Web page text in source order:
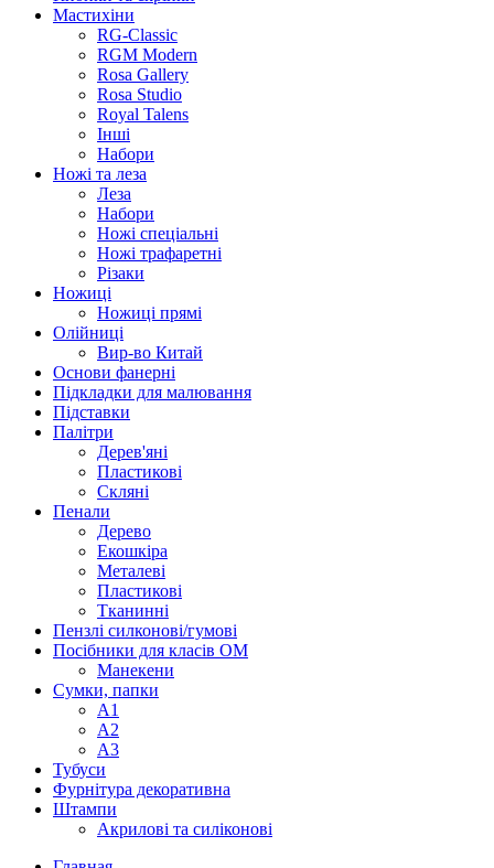
Мастихіни
RG-Classic
RGM Modern
Rosa Gallery
Rosa Studio
Royal Talens
Інші
Набори
Ножі та леза
Леза
Набори
Ножі спеціальні
Ножі трафаретні
Різаки
Ножиці
Ножиці прямі
Олійниці
Вир-во Китай
Основи фанерні
Підкладки для малювання
Підставки
Палітри
Дерев'яні
Пластикові
Скляні
Пенали
Дерево
Екошкіра
Металеві
Пластикові
Тканинні
Пензлі силконові/гумові
Посібники для класів ОМ
Манекени
Сумки, папки
А1
А2
А3
Тубуси
Фурнітура декоративна
Штампи
Акрилові та силіконові